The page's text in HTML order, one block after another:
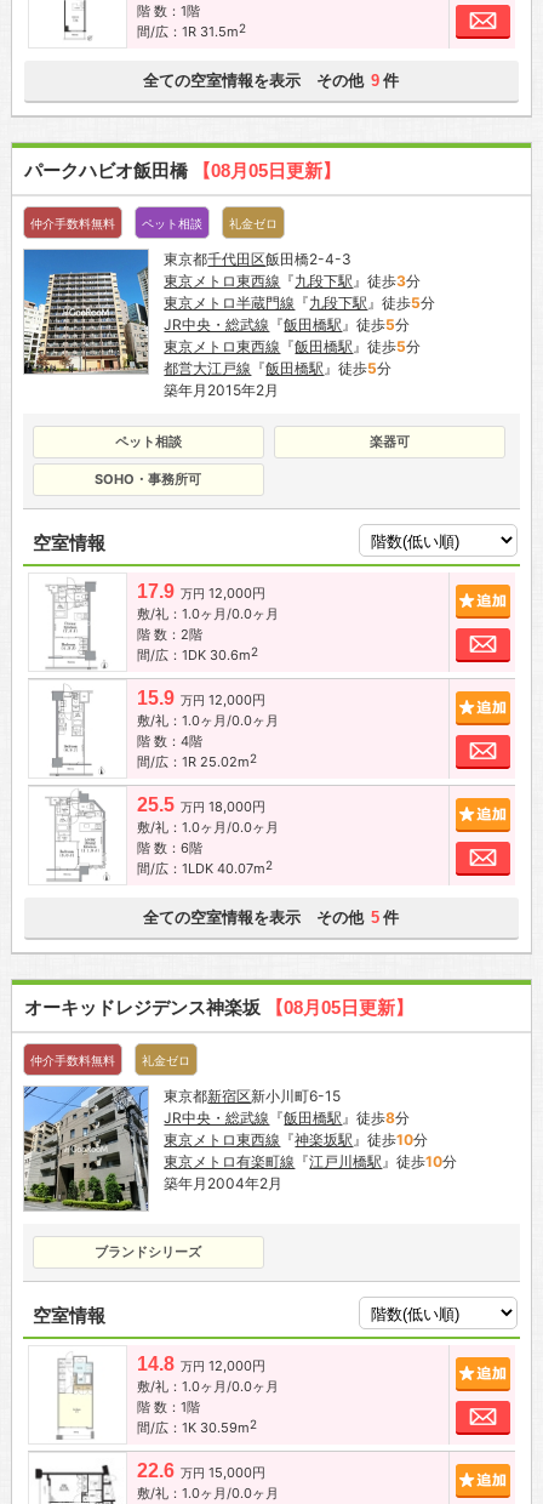
階 数：1階
間/広：1R 31.5m2
お
全ての空室情報を表示 その他 9 件
パークハビオ飯田橋 【08月05日更新】
仲介手数料無料 ペット相談 礼金ゼロ
東京都千代田区飯田橋2-4-3
東京メトロ東西線 『九段下駅 』徒歩3分
東京メトロ半蔵門線 『九段下駅 』徒歩5分
JR中央・総武線 『飯田橋駅 』徒歩5分
東京メトロ東西線 『飯田橋駅 』徒歩5分
都営大江戸線 『飯田橋駅 』徒歩5分
築年月2015年2月
ペット相談 楽器可
SOHO・事務所可
空室情報
17.9 万円 12,000円
敷/礼：1.0ヶ月/0.0ヶ月
階 数：2階
間/広：1DK 30.6m2
お
15.9 万円 12,000円
敷/礼：1.0ヶ月/0.0ヶ月
階 数：4階
間/広：1R 25.02m2
お
25.5 万円 18,000円
敷/礼：1.0ヶ月/0.0ヶ月
階 数：6階
間/広：1LDK 40.07m2
お
全ての空室情報を表示 その他 5 件
オーキッドレジデンス神楽坂 【08月05日更新】
仲介手数料無料 礼金ゼロ
東京都新宿区新小川町6-15
JR中央・総武線 『飯田橋駅 』徒歩8分
東京メトロ東西線 『神楽坂駅 』徒歩10分
東京メトロ有楽町線 『江戸川橋駅 』徒歩10分
築年月2004年2月
ブランドシリーズ
空室情報
14.8 万円 12,000円
敷/礼：1.0ヶ月/0.0ヶ月
階 数：1階
間/広：1K 30.59m2
お
22.6 万円 15,000円
敷/礼：1.0ヶ月/0.0ヶ月